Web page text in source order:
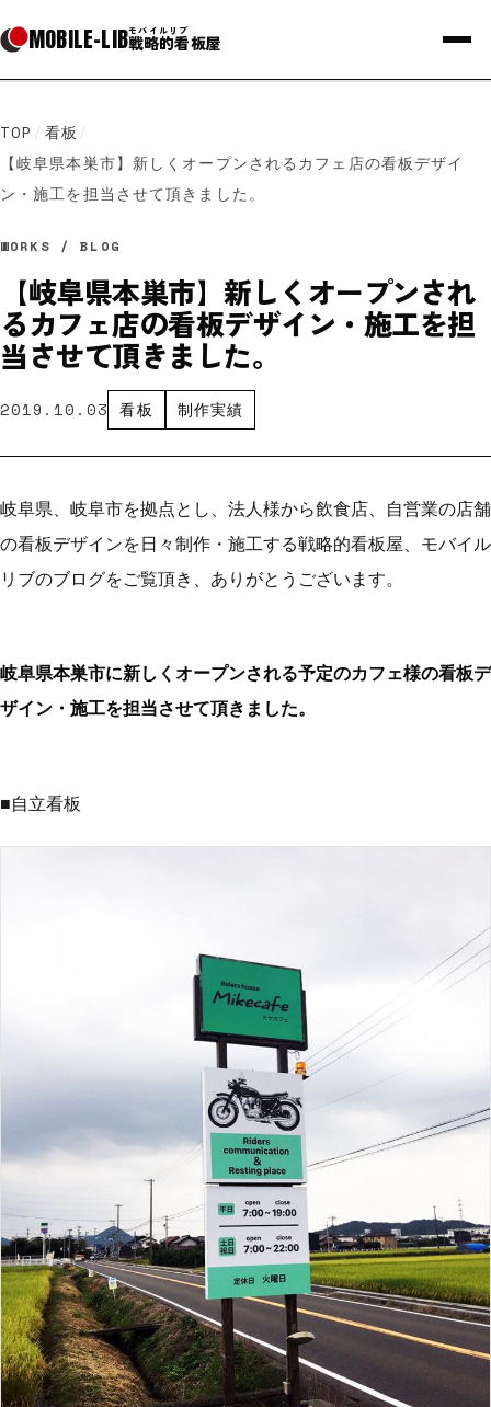
MOBILE-LIBモバイルリブ
戦略的看板屋
TOP / 看板 /
【岐阜県本巣市】新しくオープンされるカフェ店の看板デザイ
ン・施工を担当させて頂きました。
WORKS / BLOG
【岐阜県本巣市】新しくオープンされ
るカフェ店の看板デザイン・施工を担
当させて頂きました。
2019.10.03 看板 制作実績
岐阜県、岐阜市を拠点とし、法人様から飲食店、自営業の店舗
の看板デザインを日々制作・施工する戦略的看板屋、モバイル
リブのブログをご覧頂き、ありがとうございます。
岐阜県本巣市に新しくオープンされる予定のカフェ様の看板デ
ザイン・施工を担当させて頂きました。
■自立看板